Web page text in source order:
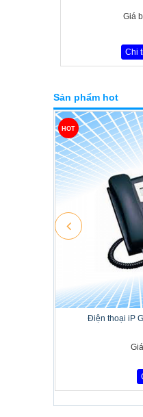
Giá
Chi
Sản phẩm hot
HOT
Điện thoại iP